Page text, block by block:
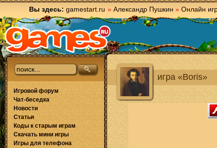
Вы здесь: gamestart.ru » Александр Пушкин » Онлайн
игра «Boris»
Игровой форум
Чат-беседка
Новости
Статьи
Коды к старым играм
Скачать мини игры
Игры для телефона